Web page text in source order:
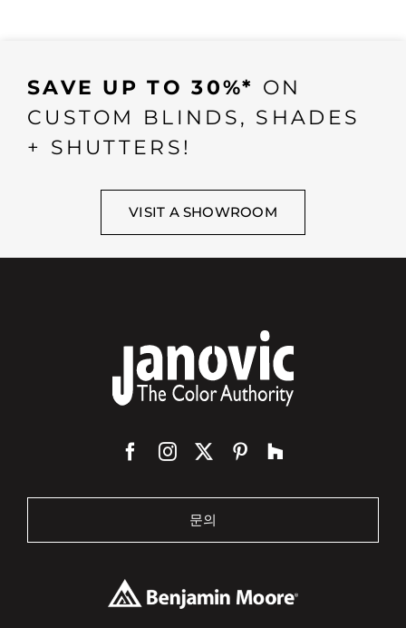
SAVE UP TO 30%* ON
CUSTOM BLINDS, SHADES
+ SHUTTERS!
VISIT A SHOWROOM
문의